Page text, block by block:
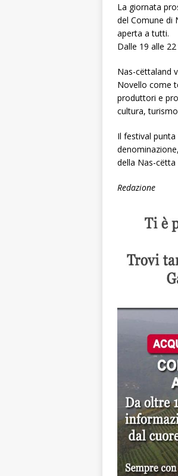
La giornata
del Comune di
aperta a tutti.
Dalle 19 alle
Nas-cëttaland
Novello come
produttori e
cultura,
Il festival
della Nas-cëtta
Redazione